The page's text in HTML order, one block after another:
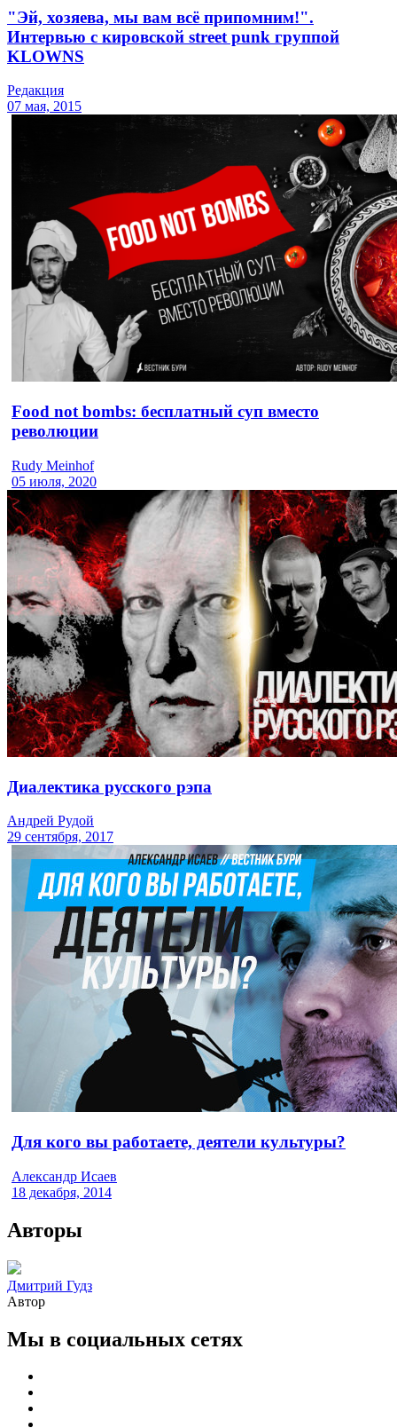
"Эй, хозяева, мы вам всё припомним!".
Интервью с кировской street punk группой
KLOWNS
Редакция
07 мая, 2015
Food not bombs: бесплатный суп вместо
революции
Rudy Meinhof
05 июля, 2020
Диалектика русского рэпа
Андрей Рудой
29 сентября, 2017
Для кого вы работаете, деятели культуры?
Александр Исаев
18 декабря, 2014
Авторы
Дмитрий Гудз
Автор
Мы в социальных сетях